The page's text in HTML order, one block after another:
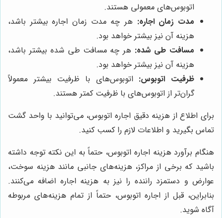
اتوبوس‌های معمولی هستند.
مدت زمان اجاره: هر چه مدت زمان اجاره بیشتر باشد،
هزینه آن نیز بیشتر خواهد بود.
مسافت طی شده: هر چه مسافت طی شده بیشتر باشد،
هزینه آن نیز بیشتر خواهد بود.
ظرفیت اتوبوس: اتوبوس‌های با ظرفیت بیشتر معمولاً
گران‌تر از اتوبوس‌های با ظرفیت کمتر هستند.
برای اطلاع از هزینه دقیق اجاره اتوبوس، می‌توانید با واحد گشت
تماس بگیرید و اطلاعات لازم را کسب کنید.
هنگام برآورد هزینه اجاره اتوبوس، حتماً به این نکته توجه داشته
باشید که برخی از مراکز، هزینه‌های جانبی مانند هزینه سوخت،
عوارض و دستمزد راننده را نیز به هزینه اجاره اضافه می‌کنند.
بنابراین، قبل از اجاره اتوبوس، حتماً از تمام هزینه‌های مربوطه
آگاه شوید.